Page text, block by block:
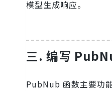
模型生成响应。
三. 编写
PubNub 函数主要功能